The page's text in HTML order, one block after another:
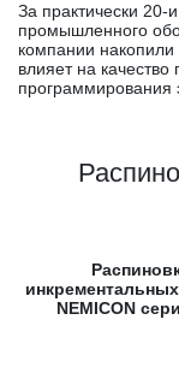
За практически
промышленного
компании
влияет на
программирования
NEMICON